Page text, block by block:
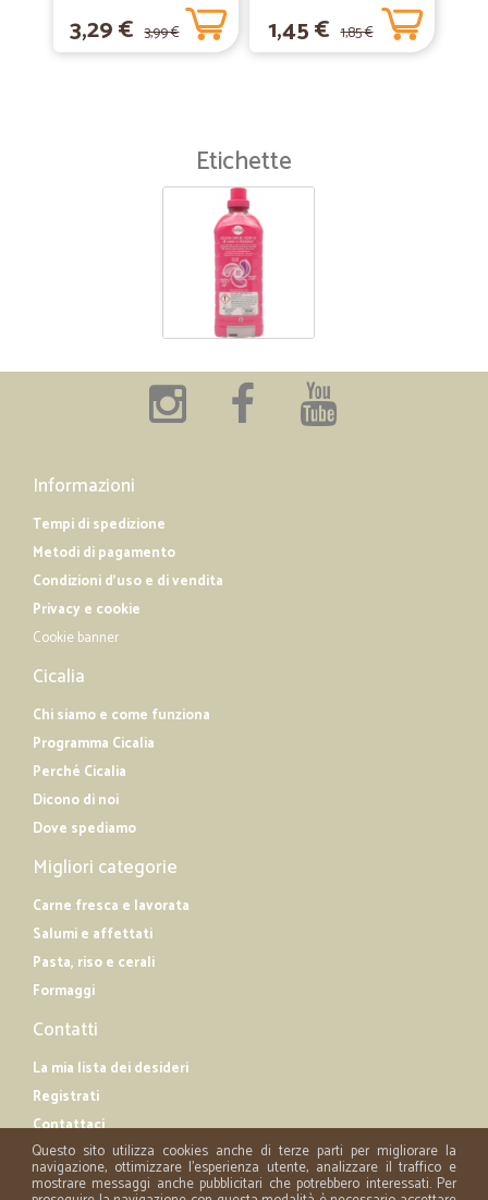
3,29 € 3,99 € 1,45 € 1,85 €
Etichette
Informazioni
Tempi di spedizione
Metodi di pagamento
Condizioni d'uso e di vendita
Privacy e cookie
Cookie banner
Cicalia
Chi siamo e come funziona
Programma Cicalia
Perché Cicalia
Dicono di noi
Dove spediamo
Migliori categorie
Carne fresca e lavorata
Salumi e affettati
Pasta, riso e cerali
Formaggi
Contatti
La mia lista dei desideri
Registrati
Contattaci
Questo sito utilizza cookies anche di terze parti per migliorare la
navigazione, ottimizzare l'esperienza utente, analizzare il traffico e
mostrare messaggi anche pubblicitari che potrebbero interessati. Per